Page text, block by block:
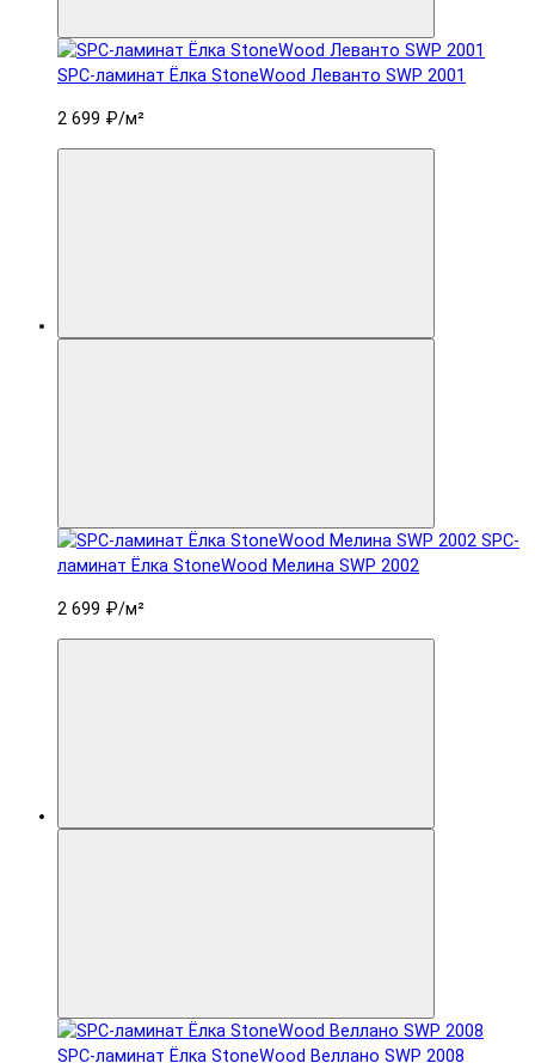
SPC-ламинат Ëлка StoneWood Леванто SWP 2001
2 699 ₽/м²
SPC-
ламинат Ëлка StoneWood Мелина SWP 2002
2 699 ₽/м²
SPC-ламинат Ëлка StoneWood Веллано SWP 2008